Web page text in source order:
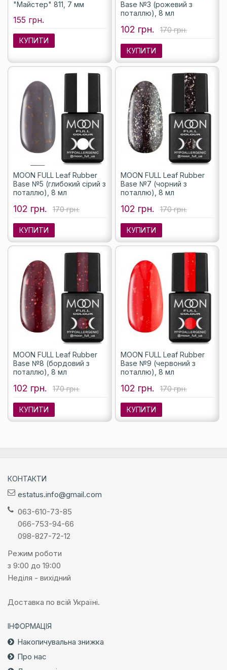
"Майстер" 811, 7 мм
155 грн.
КУПИТИ
Base №3 (рожевий з
поталлю), 8 мл
102 грн. 170 грн.
КУПИТИ
MOON FULL Leaf Rubber
Base №5 (глибокий сірий з
поталлю), 8 мл
102 грн. 170 грн.
КУПИТИ
MOON FULL Leaf Rubber
Base №7 (чорний з
поталлю), 8 мл
102 грн. 170 грн.
КУПИТИ
MOON FULL Leaf Rubber
Base №8 (бордовий з
поталлю), 8 мл
102 грн. 170 грн.
КУПИТИ
MOON FULL Leaf Rubber
Base №9 (червоний з
поталлю), 8 мл
102 грн. 170 грн.
КУПИТИ
КОНТАКТИ
estatus.info@gmail.com
063-610-73-85
066-753-94-66
098-827-72-12
Режим роботи
з 9:00 до 19:00
Неділя - вихідний
Доставка по всій Україні.
ІНФОРМАЦІЯ
Накопичувальна знижка
Про нас